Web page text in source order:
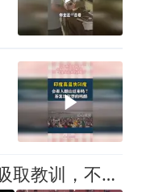
美官员通告全球，美国已吸取教训，不会让印度成为“第二个中国”